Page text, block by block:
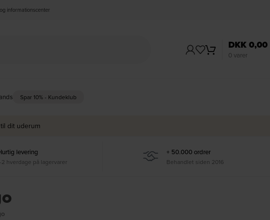
informationscenter
0 varer
DKK0,00
Spar 10% - Kundeklub
dit uderum
levering
2 hverdage på lagervarer
+ 50.000 ordrer
Behandlet siden 2016